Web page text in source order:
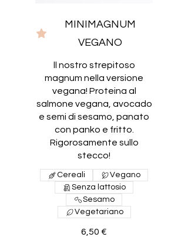
MINIMAGNUM
VEGANO
ll nostro strepitoso
magnum nella versione
vegana! Proteina al
salmone vegana, avocado
e semi di sesamo, panato
con panko e fritto.
Rigorosamente sullo
stecco!
6,50 €
Cereali
Vegano
Senza lattosio
Sesamo
Vegetariano